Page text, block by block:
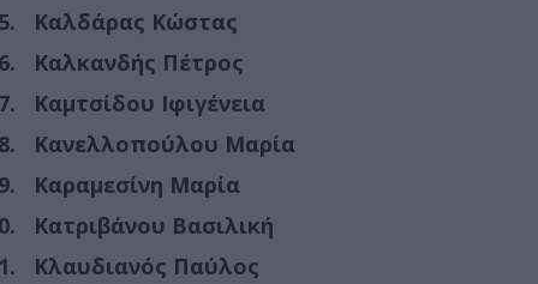
Καλδάρας Κώστας
Καλκανδής Πέτρος
Καμτσίδου Ιφιγένεια
Κανελλοπούλου Μαρία
Καραμεσίνη Μαρία
Κατριβάνου Βασιλική
Κλαυδιανός Παύλος